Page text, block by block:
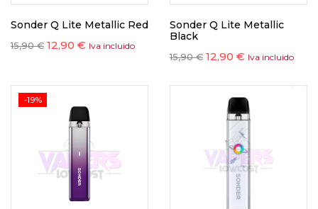
Sonder Q Lite Metallic Red
15,90€ 12,90 € Iva incluido
Sonder Q Lite Metallic
Black
15,90€ 12,90 € Iva incluido
-19%